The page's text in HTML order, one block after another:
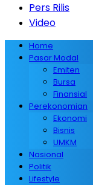
Pers Rilis
Video
Home
Pasar Modal
Emiten
Bursa
Finansial
Perekonomian
Ekonomi
Bisnis
UMKM
Nasional
Politik
Lifestyle